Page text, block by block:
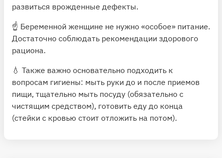
развиться врожденные дефекты.
☝️ Беременной женщине не нужно «особое» питание.
Достаточно соблюдать рекомендации здорового
рациона.
💧 Также важно основательно подходить к
вопросам гигиены: мыть руки до и после приемов
пищи, тщательно мыть посуду (обязательно с
чистящим средством), готовить еду до конца
(стейки с кровью стоит отложить на потом).